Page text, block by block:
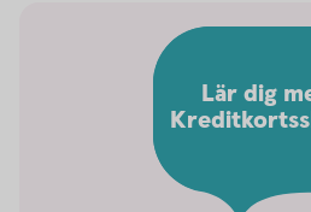
Lär dig